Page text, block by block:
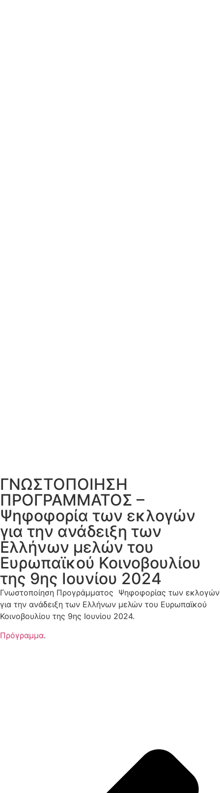
ΓΝΩΣΤΟΠΟΙΗΣΗ
ΠΡΟΓΡΑΜΜΑΤΟΣ –
Ψηφοφορία των εκλογών
για την ανάδειξη των
Ελλήνων μελών του
Ευρωπαϊκού Κοινοβουλίου
της 9ης Ιουνίου 2024
Γνωστοποίηση Προγράμματος Ψηφοφορίας των εκλογών
για την ανάδειξη των Ελλήνων μελών του Ευρωπαϊκού
Κοινοβουλίου της 9ης Ιουνίου 2024.
Πρόγραμμα.